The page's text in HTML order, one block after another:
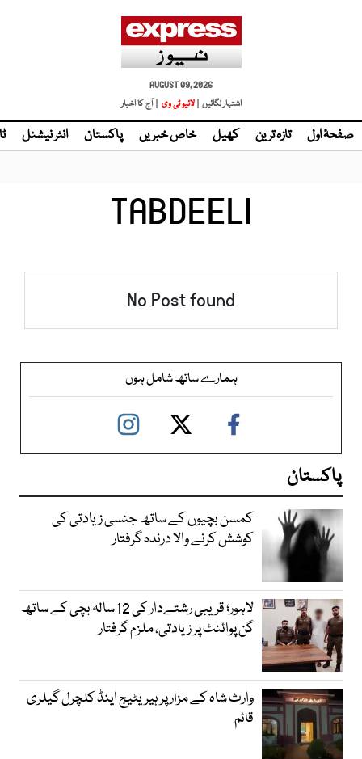
AUGUST 09, 2026
اشتہار لگائیں | لائیو ٹی وی | آج کا اخبار
صفحۂ اول تازہ ترین کھیل خاص خبریں پاکستان انٹر نیشنل
TABDEELI
No Post found
ہمارے ساتھ شامل ہوں
پاکستان
کمسن بچیوں کے ساتھ جنسی زیادتی کی
کوشش کرنے والا درندہ گرفتار
لاہور؛ قریبی رشتےدار کی 12 سالہ بچی کے ساتھ
گن پوائنٹ پر زیادتی، ملزم گرفتار
وارث شاہ کے مزار پر ہیریٹیج اینڈ کلچرل گیلری
قائم